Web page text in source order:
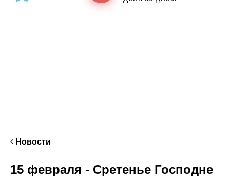
Новости
15 февраля - Сретенье Господне